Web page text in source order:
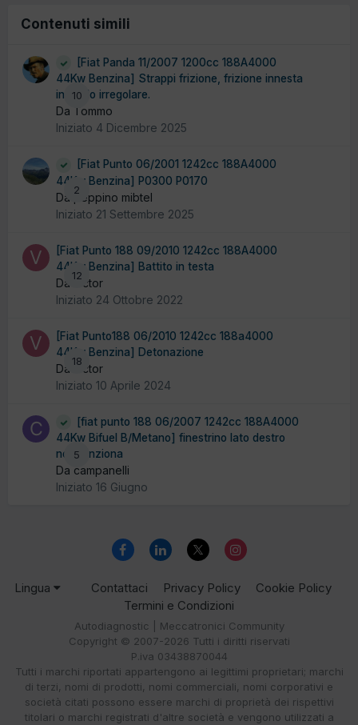
Contenuti simili
10
[Fiat Panda 11/2007 1200cc 188A4000
44Kw Benzina] Strappi frizione, frizione innesta
in modo irregolare.
Da Tommo
Iniziato 4 Dicembre 2025
2
[Fiat Punto 06/2001 1242cc 188A4000
44Kw Benzina] P0300 P0170
Da peppino mibtel
Iniziato 21 Settembre 2025
12
[Fiat Punto 188 09/2010 1242cc 188A4000
44Kw Benzina] Battito in testa
Da victor
Iniziato 24 Ottobre 2022
18
[Fiat Punto188 06/2010 1242cc 188a4000
44Kw Benzina] Detonazione
Da victor
Iniziato 10 Aprile 2024
5
[fiat punto 188 06/2007 1242cc 188A4000
44Kw Bifuel B/Metano] finestrino lato destro
non funziona
Da campanelli
Iniziato 16 Giugno
Lingua Contattaci Privacy Policy
Cookie Policy
Termini e Condizioni
Autodiagnostic | Meccatronici Community
Copyright © 2007-2026 Tutti i diritti riservati
P.iva 03438870044
Tutti i marchi riportati appartengono ai legittimi proprietari; marchi
di terzi, nomi di prodotti, nomi commerciali, nomi corporativi e
società citati possono essere marchi di proprietà dei rispettivi
titolari o marchi registrati d'altre società e vengono utilizzati a